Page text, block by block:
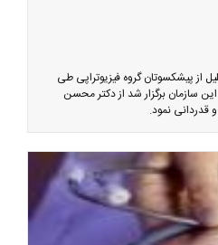
از پیشکسوتان گروه فیزیوتراپی طی
سازمان برگزار شد از دکتر محسن
قدردانی نمود.